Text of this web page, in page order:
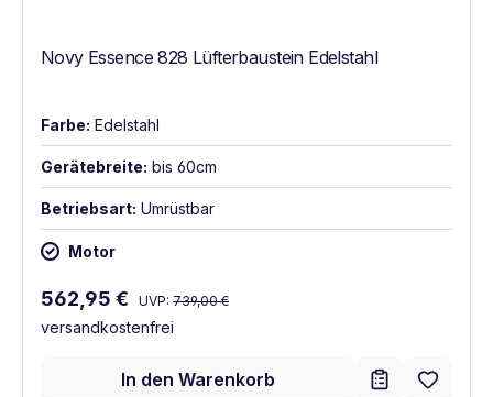
Novy Essence 828 Lüfterbaustein Edelstahl
Farbe: Edelstahl
Gerätebreite: bis 60cm
Betriebsart: Umrüstbar
Motor
Verkaufspreis:
562,95 € Regulärer Preis:
UVP: 739,00 €
versandkostenfrei
In den Warenkorb